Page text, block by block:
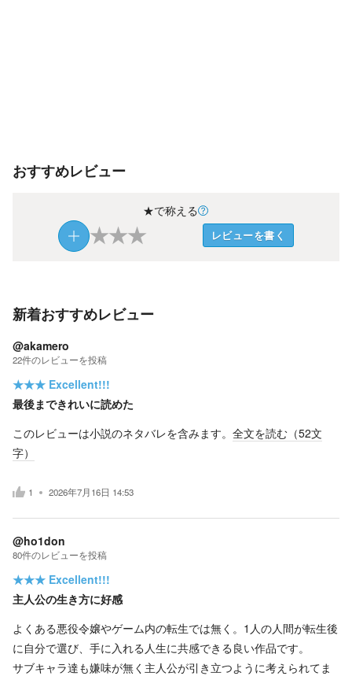
おすすめレビュー
★で称える
★★★ レビューを書く
新着おすすめレビュー
@akamero
22件のレビューを投稿
★★★ Excellent!!!
最後まできれいに読めた
このレビューは小説のネタバレを含みます。 全文を読む（52文
字）
1 2026年7月16日 14:53
@ho1don
80件のレビューを投稿
★★★ Excellent!!!
主人公の生き方に好感
よくある悪役令嬢やゲーム内の転生では無く。1人の人間が転生後
に自分で選び、手に入れる人生に共感できる良い作品です。
サブキャラ達も嫌味が無く主人公が引き立つように考えられてま